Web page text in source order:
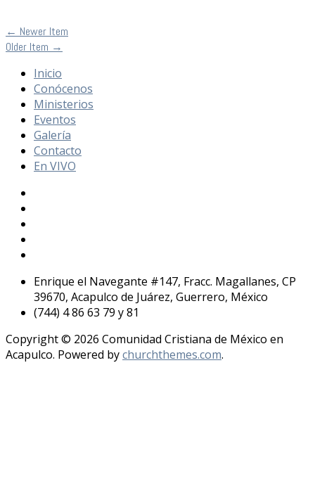
← Newer Item
Older Item →
Inicio
Conócenos
Ministerios
Eventos
Galería
Contacto
En VIVO
Enrique el Navegante #147, Fracc. Magallanes, CP
39670, Acapulco de Juárez, Guerrero, México
(744) 4 86 63 79 y 81
Copyright © 2026 Comunidad Cristiana de México en
Acapulco. Powered bychurchthemes.com.